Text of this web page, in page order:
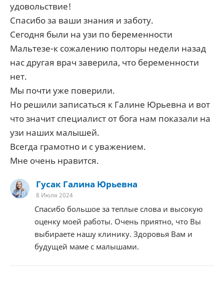
удовольствие!
Спасибо за ваши знания и заботу.
Сегодня были на узи по беременности
Мальтезе-к сожалению полторы недели назад
нас другая врач заверила, что беременности
нет.
Мы почти уже поверили.
Но решили записаться к Галине Юрьевна и вот
что значит специалист от бога нам показали на
узи наших малышей.
Всегда грамотно и с уважением.
Мне очень нравится.
Гусак Галина Юрьевна
8 Июля 2024
Спасибо большое за теплые слова и высокую
оценку моей работы. Очень приятно, что Вы
выбираете нашу клинику. Здоровья Вам и
будущей маме с малышами.